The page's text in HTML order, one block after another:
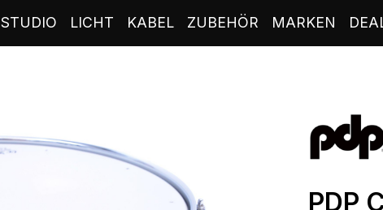
STUDIO LICHT KABEL ZUBEHÖR MARKEN
PDP